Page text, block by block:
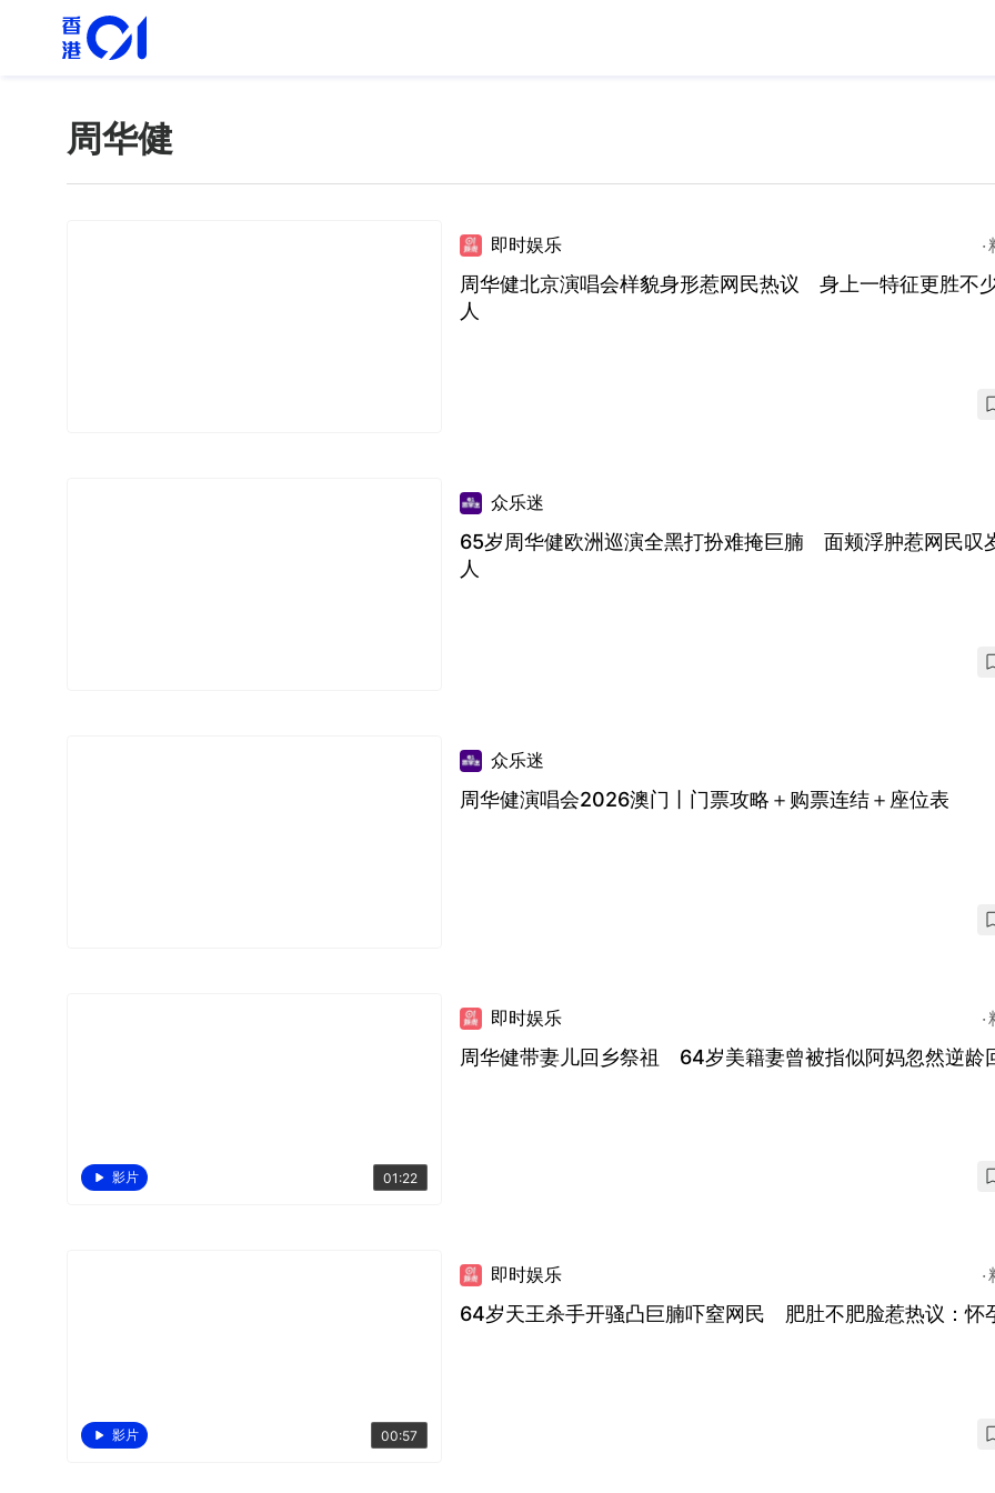
周华健
即时娱乐
周华健北京演唱会样貌身形惹网民热议 身上一特征更胜不
人
众乐迷
65岁周华健欧洲巡演全黑打扮难掩巨腩 面颊浮肿惹网民叹
人
众乐迷
周华健演唱会2026澳门丨门票攻略＋购票连结＋座位表
影片 01:22
即时娱乐
周华健带妻儿回乡祭祖 64岁美籍妻曾被指似阿妈忽然逆龄
影片 00:57
即时娱乐
64岁天王杀手开骚凸巨腩吓窒网民 肥肚不肥脸惹热议：怀